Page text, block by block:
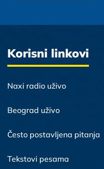
Korisni linkovi
Naxi radio uživo
Beograd uživo
Često postavljena pitanja
Tekstovi pesama